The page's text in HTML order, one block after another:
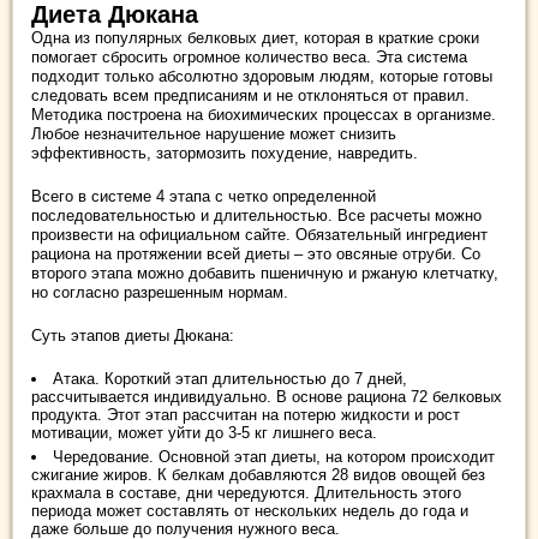
Диета Дюкана
Одна из популярных белковых диет, которая в краткие сроки
помогает сбросить огромное количество веса. Эта система
подходит только абсолютно здоровым людям, которые готовы
следовать всем предписаниям и не отклоняться от правил.
Методика построена на биохимических процессах в организме.
Любое незначительное нарушение может снизить
эффективность, затормозить похудение, навредить.
Всего в системе 4 этапа с четко определенной
последовательностью и длительностью. Все расчеты можно
произвести на официальном сайте. Обязательный ингредиент
рациона на протяжении всей диеты – это овсяные отруби. Со
второго этапа можно добавить пшеничную и ржаную клетчатку,
но согласно разрешенным нормам.
Суть этапов диеты Дюкана:
Атака. Короткий этап длительностью до 7 дней,
рассчитывается индивидуально. В основе рациона 72 белковых
продукта. Этот этап рассчитан на потерю жидкости и рост
мотивации, может уйти до 3-5 кг лишнего веса.
Чередование. Основной этап диеты, на котором происходит
сжигание жиров. К белкам добавляются 28 видов овощей без
крахмала в составе, дни чередуются. Длительность этого
периода может составлять от нескольких недель до года и
даже больше до получения нужного веса.